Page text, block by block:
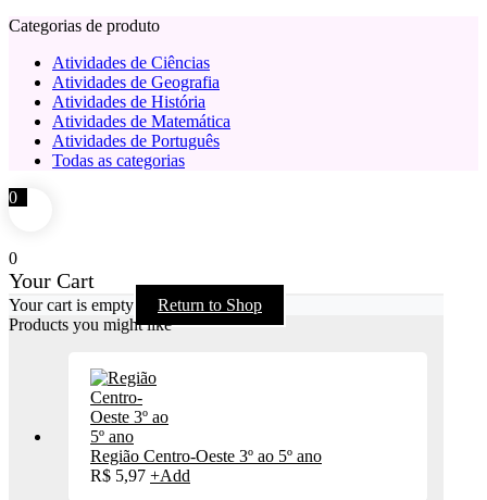
Categorias de produto
Atividades de Ciências
Atividades de Geografia
Atividades de História
Atividades de Matemática
Atividades de Português
Todas as categorias
0
0
Your Cart
Your cart is empty
Return to Shop
Products you might like
Região Centro-Oeste 3º ao 5º ano
R$ 5,97 +Add